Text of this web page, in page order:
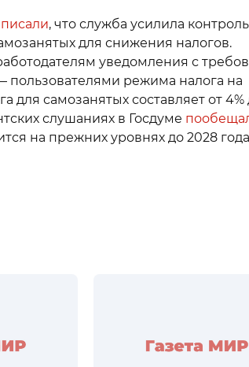
писали, что служба усилила
для снижения налогов.
уведомления с
пользователями режима налога на
самозанятых составляет от 4%
слушаниях в Госдуме
на прежних уровнях до 2028